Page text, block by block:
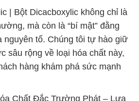
| Bột Dicacboxylic không chỉ là
mà còn là “bí mật” đằng
nguyên tố. Chúng tôi tự hào giữ
sâu rộng về loại hóa chất này,
hàng khám phá sức mạnh
Chất Đắc Trường Phát – Lựa